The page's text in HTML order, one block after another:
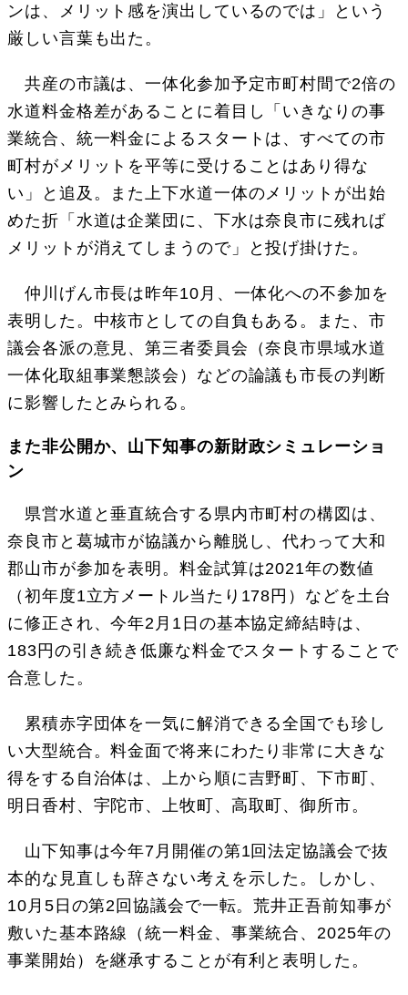
ンは、メリット感を演出しているのでは」という
厳しい言葉も出た。
共産の市議は、一体化参加予定市町村間で2倍の
水道料金格差があることに着目し「いきなりの事
業統合、統一料金によるスタートは、すべての市
町村がメリットを平等に受けることはあり得な
い」と追及。また上下水道一体のメリットが出始
めた折「水道は企業団に、下水は奈良市に残れば
メリットが消えてしまうので」と投げ掛けた。
仲川げん市長は昨年10月、一体化への不参加を
表明した。中核市としての自負もある。また、市
議会各派の意見、第三者委員会（奈良市県域水道
一体化取組事業懇談会）などの論議も市長の判断
に影響したとみられる。
また非公開か、山下知事の新財政シミュレーショ
ン
県営水道と垂直統合する県内市町村の構図は、
奈良市と葛城市が協議から離脱し、代わって大和
郡山市が参加を表明。料金試算は2021年の数値
（初年度1立方メートル当たり178円）などを土台
に修正され、今年2月1日の基本協定締結時は、
183円の引き続き低廉な料金でスタートすることで
合意した。
累積赤字団体を一気に解消できる全国でも珍し
い大型統合。料金面で将来にわたり非常に大きな
得をする自治体は、上から順に吉野町、下市町、
明日香村、宇陀市、上牧町、高取町、御所市。
山下知事は今年7月開催の第1回法定協議会で抜
本的な見直しも辞さない考えを示した。しかし、
10月5日の第2回協議会で一転。荒井正吾前知事が
敷いた基本路線（統一料金、事業統合、2025年の
事業開始）を継承することが有利と表明した。